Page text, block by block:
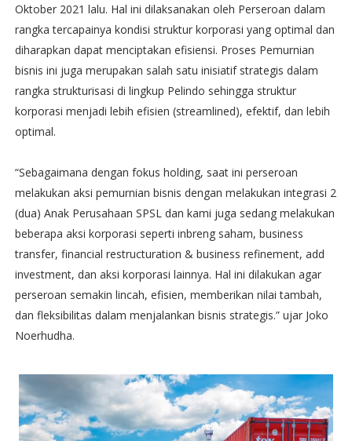
Oktober 2021 lalu. Hal ini dilaksanakan oleh Perseroan dalam
rangka tercapainya kondisi struktur korporasi yang optimal dan
diharapkan dapat menciptakan efisiensi. Proses Pemurnian
bisnis ini juga merupakan salah satu inisiatif strategis dalam
rangka strukturisasi di lingkup Pelindo sehingga struktur
korporasi menjadi lebih efisien (streamlined), efektif, dan lebih
optimal.
“Sebagaimana dengan fokus holding, saat ini perseroan
melakukan aksi pemurnian bisnis dengan melakukan integrasi 2
(dua) Anak Perusahaan SPSL dan kami juga sedang melakukan
beberapa aksi korporasi seperti inbreng saham, business
transfer, financial restructuration & business refinement, add
investment, dan aksi korporasi lainnya. Hal ini dilakukan agar
perseroan semakin lincah, efisien, memberikan nilai tambah,
dan fleksibilitas dalam menjalankan bisnis strategis.” ujar Joko
Noerhudha.